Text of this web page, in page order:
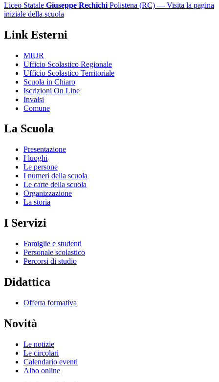
Liceo Statale Giuseppe Rechichi Polistena (RC) — Visita la pagina
iniziale della scuola
Link Esterni
MIUR
Ufficio Scolastico Regionale
Ufficio Scolastico Territoriale
Scuola in Chiaro
Iscrizioni On Line
Invalsi
Comune
La Scuola
Presentazione
I luoghi
Le persone
I numeri della scuola
Le carte della scuola
Organizzazione
La storia
I Servizi
Famiglie e studenti
Personale scolastico
Percorsi di studio
Didattica
Offerta formativa
Novità
Le notizie
Le circolari
Calendario eventi
Albo online